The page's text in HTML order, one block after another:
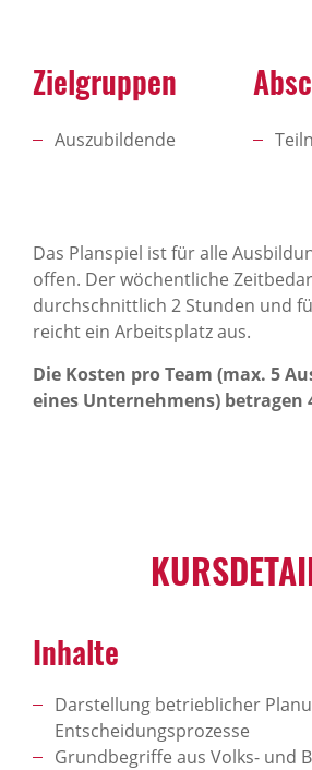
Zielgruppen
Auszubildende
Das Planspiel ist für alle
offen. Der wöchentliche
durchschnittlich 2 Stunden und
reicht ein Arbeitsplatz aus.
Die Kosten pro Team (max. 5
eines Unternehmens) betragen
Inhalte
Darstellung betrieblicher
Entscheidungsprozesse
Grundbegriffe aus Volks- und